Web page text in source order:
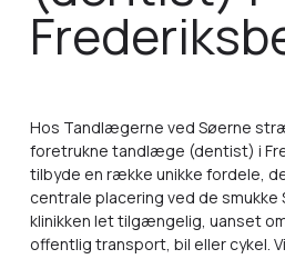
Hos Tandlægerne ved Søerne
foretrukne tandlæge (dentist) i
tilbyde en række unikke fordele,
centrale placering ved de smukke
klinikken let tilgængelig, uanset
offentlig transport, bil eller cykel.